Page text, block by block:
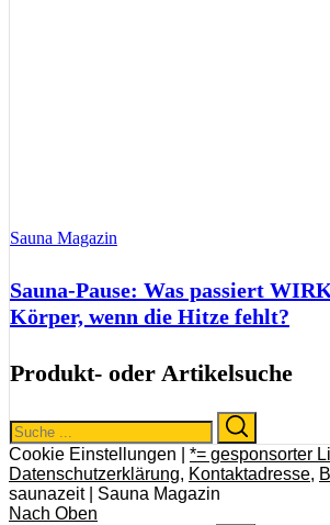
Sauna Magazin
Sauna-Pause: Was passiert
Körper, wenn die Hitze fehlt?
Produkt- oder Artikelsuche
Search
for:
Cookie Einstellungen | *= gesponsorter
Datenschutzerklärung, Kontaktadresse,
saunazeit | Sauna Magazin
Nach Oben